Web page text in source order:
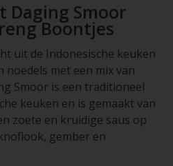
Daging Smoor
Boontjes
uit de Indonesische keuken
met een mix van
Smoor is een traditioneel
keuken en is gemaakt van
zoete en kruidige saus op
gember en